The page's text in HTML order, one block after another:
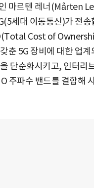
마르텐 레너(Mårten
세대 이동통신)가 전
Cost of
춘 5G 장비에 대한 업
단순화시키고, 인터
주파수 밴드를 결합해